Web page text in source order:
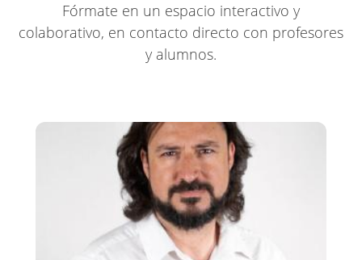
Fórmate en un espacio interactivo y
colaborativo, en contacto directo con profesores
y alumnos.